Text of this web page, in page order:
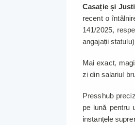
Casație și
recent o
141/2025,
angajații
Mai exact,
zi din salariul
Presshub
pe lună pentru
instanțele